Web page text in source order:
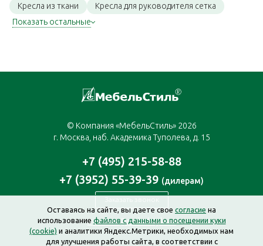
Кресла из ткани
Кресла для руководителя сетка
Показать остальные
© Компания «МебельСтиль» 2026
г. Москва, наб. Академика Туполева, д. 15
+7 (495) 215-58-88
+7 (3952) 55-39-39 (дилерам)
Заказать звонок
moscow@mebelstyle.ru
Оставаясь на сайте, вы даете свое согласие на
использованиефайлов с данными о посещении куки
(cookie) и аналитики Яндекс.Метрики, необходимых нам
для улучшения работы сайта, в соответствии с